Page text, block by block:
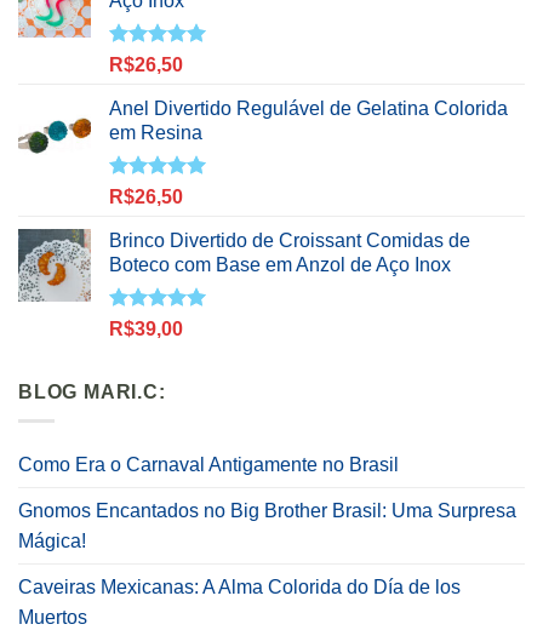
Avaliação
5.00
de 5
R$26,50
Anel Divertido Regulável de Gelatina Colorida
em Resina
Avaliação
5.00
de 5
R$26,50
Brinco Divertido de Croissant Comidas de
Boteco com Base em Anzol de Aço Inox
Avaliação
5.00
de 5
R$39,00
BLOG MARI.C:
Como Era o Carnaval Antigamente no Brasil
Gnomos Encantados no Big Brother Brasil: Uma Surpresa
Mágica!
Caveiras Mexicanas: A Alma Colorida do Día de los
Muertos